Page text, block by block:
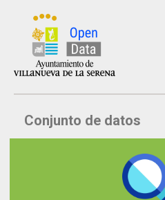
Inicio
Datos
Conjunto de datos